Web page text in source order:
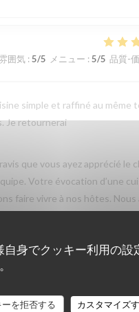
身でクッキー利用の設
を拒否する
カスタマイズ
雰囲気: 5/5 メニュー : 5/5 品質-
simple et raffiné au même
Je retournerai
que vous ayez apprécié le
Votre évocation d’une
faire vivre à nos hôtes. Nous